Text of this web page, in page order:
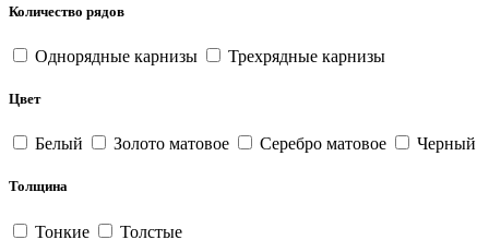
Количество рядов
Однорядные карнизы Трехрядные карнизы
Цвет
Белый Золото матовое Серебро матовое Черный
Толщина
Тонкие Толстые